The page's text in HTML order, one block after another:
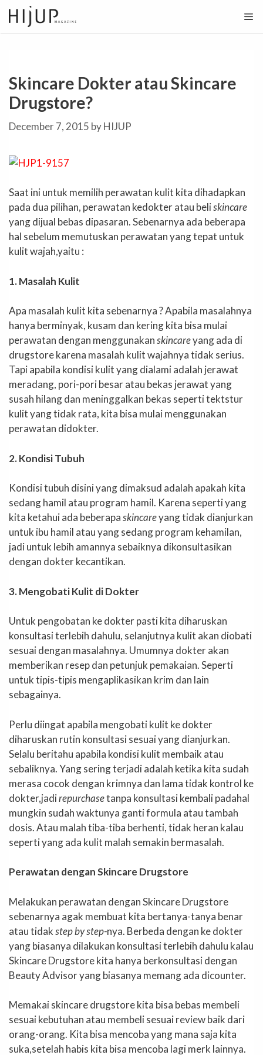
Skip
to
content
Skincare Dokter atau Skincare
Drugstore?
December 7, 2015 byHIJUP
Saat ini untuk memilih perawatan kulit kita dihadapkan
pada dua pilihan, perawatan kedokter atau beliskincare
yang dijual bebas dipasaran. Sebenarnya ada beberapa
hal sebelum memutuskan perawatan yang tepat untuk
kulit wajah,yaitu :
1. Masalah Kulit
Apa masalah kulit kita sebenarnya ? Apabila masalahnya
hanya berminyak, kusam dan kering kita bisa mulai
perawatan dengan menggunakanskincareyang ada di
drugstore karena masalah kulit wajahnya tidak serius.
Tapi apabila kondisi kulit yang dialami adalah jerawat
meradang, pori-pori besar atau bekas jerawat yang
susah hilang dan meninggalkan bekas seperti tektstur
kulit yang tidak rata, kita bisa mulai menggunakan
perawatan didokter.
2. Kondisi Tubuh
Kondisi tubuh disini yang dimaksud adalah apakah kita
sedang hamil atau program hamil. Karena seperti yang
kita ketahui ada beberapaskincareyang tidak dianjurkan
untuk ibu hamil atau yang sedang program kehamilan,
jadi untuk lebih amannya sebaiknya dikonsultasikan
dengan dokter kecantikan.
3. Mengobati Kulit di Dokter
Untuk pengobatan ke dokter pasti kita diharuskan
konsultasi terlebih dahulu, selanjutnya kulit akan diobati
sesuai dengan masalahnya. Umumnya dokter akan
memberikan resep dan petunjuk pemakaian. Seperti
untuk tipis-tipis mengaplikasikan krim dan lain
sebagainya.
Perlu diingat apabila mengobati kulit ke dokter
diharuskan rutin konsultasi sesuai yang dianjurkan.
Selalu beritahu apabila kondisi kulit membaik atau
sebaliknya. Yang sering terjadi adalah ketika kita sudah
merasa cocok dengan krimnya dan lama tidak kontrol ke
dokter,jadirepurchasetanpa konsultasi kembali padahal
mungkin sudah waktunya ganti formula atau tambah
dosis. Atau malah tiba-tiba berhenti, tidak heran kalau
seperti yang ada kulit malah semakin bermasalah.
Perawatan dengan Skincare Drugstore
Melakukan perawatan dengan Skincare Drugstore
sebenarnya agak membuat kita bertanya-tanya benar
atau tidakstep by step-nya. Berbeda dengan ke dokter
yang biasanya dilakukan konsultasi terlebih dahulu kalau
Skincare Drugstore kita hanya berkonsultasi dengan
Beauty Advisor yang biasanya memang ada dicounter.
Memakai skincare drugstore kita bisa bebas membeli
sesuai kebutuhan atau membeli sesuai review baik dari
orang-orang. Kita bisa mencoba yang mana saja kita
suka,setelah habis kita bisa mencoba lagi merk lainnya.